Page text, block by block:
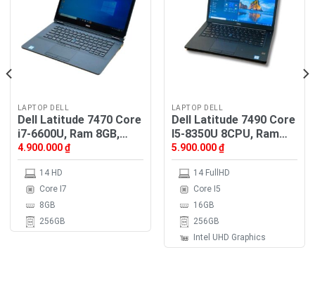
LAPTOP DELL
Dell Latitude 7470 Core
i7-6600U, Ram 8GB,
SSD 256GB, MH 14′ FHD
4.900.000₫
14 HD
Core I7
8GB
256GB
LAPTOP DELL
Dell Latitude 7490 Core
I5-8350U 8CPU, Ram
16GB, SSD NVMe
256GB, MH 14′ FullHD,
Pin 5h
5.900.000₫
14 FullHD
Core I5
16GB
256GB
Intel UHD Graphics